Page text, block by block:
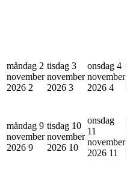
måndag 2
november
2026 2
tisdag 3
november
2026 3
onsdag 4
november
2026 4
måndag 9
november
2026 9
tisdag 10
november
2026 10
onsdag
11
november
2026 11